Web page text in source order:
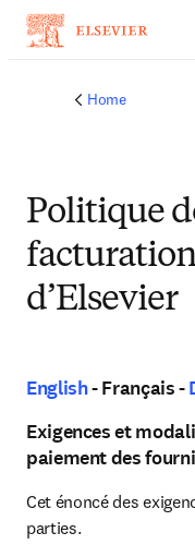
Home
Politique
d’Elsevier
English- Français -
Exigences et
paiement des
Cet énoncé des
parties.